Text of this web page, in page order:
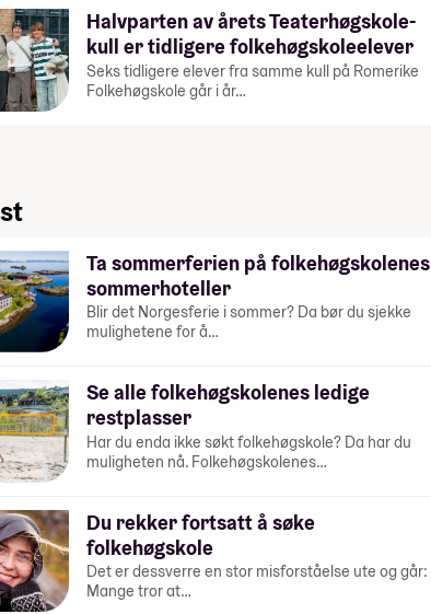
Halvparten av årets Teaterhøgskole-
kull er tidligere folkehøgskoleelever
Seks tidligere elever fra samme kull på Romerike
Folkehøgskole går i år…
Ta sommerferien på folkehøgskolenes
sommerhoteller
Blir det Norgesferie i sommer? Da bør du sjekke
mulighetene for å…
Se alle folkehøgskolenes ledige
restplasser
Har du enda ikke søkt folkehøgskole? Da har du
muligheten nå. Folkehøgskolenes…
Du rekker fortsatt å søke
folkehøgskole
Det er dessverre en stor misforståelse ute og går:
Mange tror at…